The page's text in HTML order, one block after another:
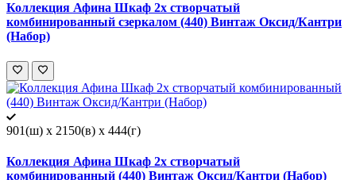
Коллекция Афина Шкаф 2х створчатый
комбинированный сзеркалом (440) Винтаж Оксид/Кантри
(Набор)
901(ш) x 2150(в) x 444(г)
Коллекция Афина Шкаф 2х створчатый
комбинированный (440) Винтаж Оксид/Кантри (Набор)